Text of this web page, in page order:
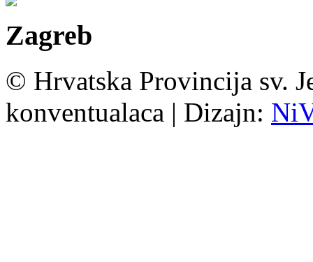
Zagreb
© Hrvatska Provincija sv.
konventualaca | Dizajn: